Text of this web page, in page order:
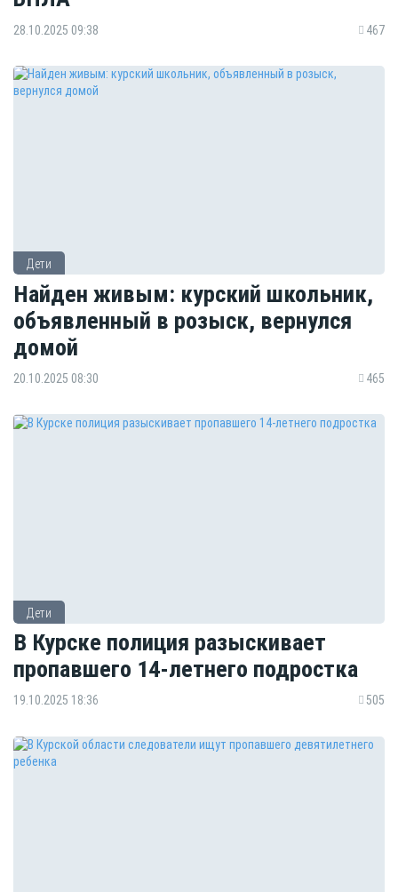
28.10.2025 09:38 467
Дети
Найден живым: курский школьник,
объявленный в розыск, вернулся
домой
20.10.2025 08:30 465
Дети
В Курске полиция разыскивает
пропавшего 14-летнего подростка
19.10.2025 18:36 505